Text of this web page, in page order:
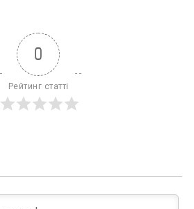
0
Рейтинг статті